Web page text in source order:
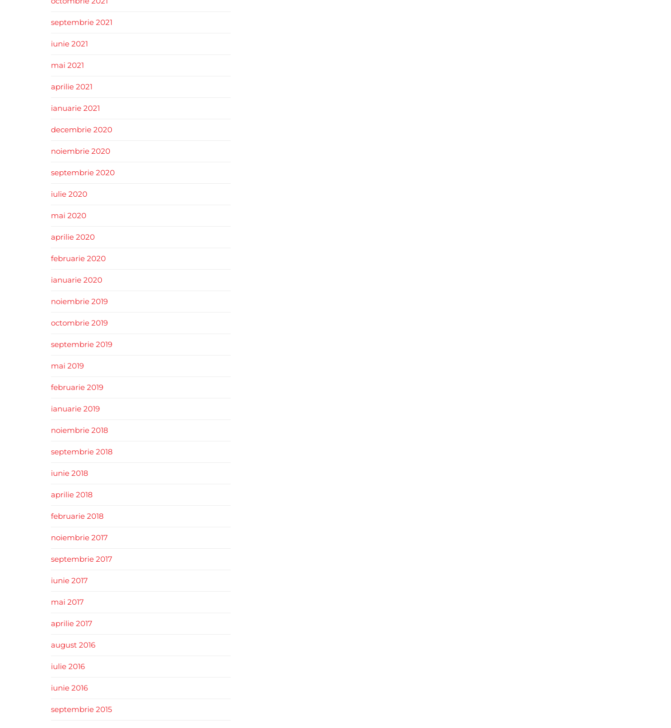
septembrie 2021
iunie 2021
mai 2021
aprilie 2021
ianuarie 2021
decembrie 2020
noiembrie 2020
septembrie 2020
iulie 2020
mai 2020
aprilie 2020
februarie 2020
ianuarie 2020
noiembrie 2019
octombrie 2019
septembrie 2019
mai 2019
februarie 2019
ianuarie 2019
noiembrie 2018
septembrie 2018
iunie 2018
aprilie 2018
februarie 2018
noiembrie 2017
septembrie 2017
iunie 2017
mai 2017
aprilie 2017
august 2016
iulie 2016
iunie 2016
septembrie 2015